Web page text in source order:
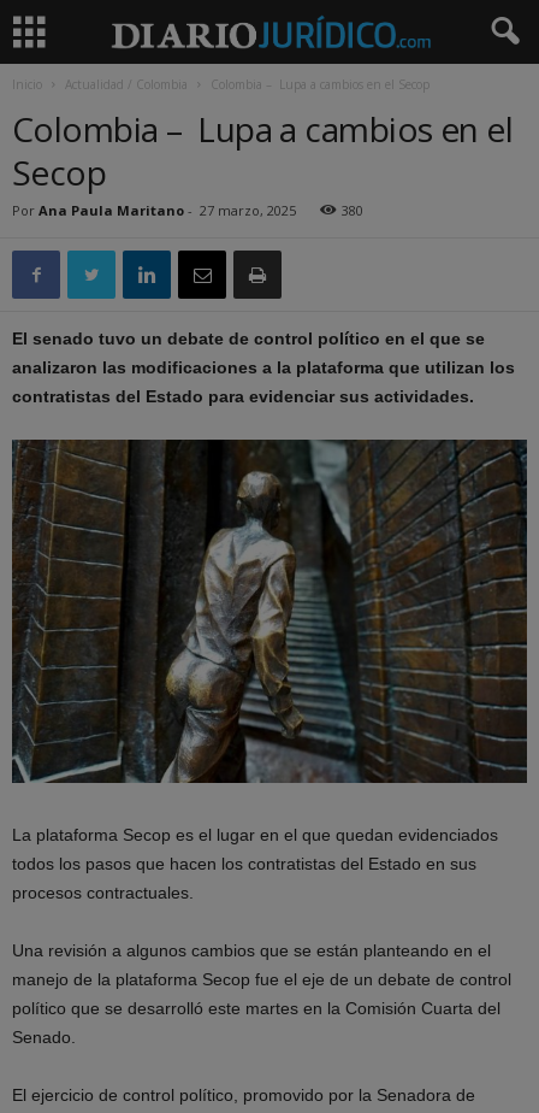
Inicio Actualidad / Colombia Colombia – Lupa a cambios en el Secop
Colombia – Lupa a cambios en el
Secop
Por Ana Paula Maritano - 27 marzo, 2025 380
El senado tuvo un debate de control político en el que se
analizaron las modificaciones a la plataforma que utilizan los
contratistas del Estado para evidenciar sus actividades.
La plataforma Secop es el lugar en el que quedan evidenciados
todos los pasos que hacen los contratistas del Estado en sus
procesos contractuales.
Una revisión a algunos cambios que se están planteando en el
manejo de la plataforma Secop fue el eje de un debate de control
político que se desarrolló este martes en la Comisión Cuarta del
Senado.
El ejercicio de control político, promovido por la Senadora de